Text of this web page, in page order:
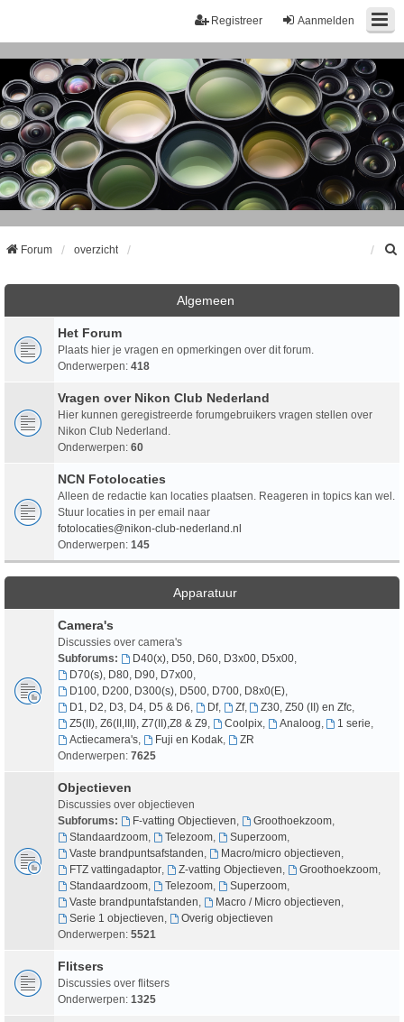
Aanmelden
Registreer
Forum overzicht
Algemeen
Het Forum
Plaats hier je vragen en opmerkingen over dit forum.
Onderwerpen: 418
Vragen over Nikon Club Nederland
Hier kunnen geregistreerde forumgebruikers vragen stellen over
Nikon Club Nederland.
Onderwerpen: 60
NCN Fotolocaties
Alleen de redactie kan locaties plaatsen. Reageren in topics kan wel.
Stuur locaties in per email naar
fotolocaties@nikon-club-nederland.nl
Onderwerpen: 145
Apparatuur
Camera's
Discussies over camera's
Subforums:
D40(x), D50, D60, D3x00, D5x00,
D70(s), D80, D90, D7x00,
D100, D200, D300(s), D500, D700, D8x0(E),
D1, D2, D3, D4, D5 & D6
Df, Zf, Z30, Z50 (II) en Zfc
Z5(II), Z6(II,III), Z7(II),Z8 & Z9
Coolpix, Analoog 1 serie
Actiecamera's, Fuji en Kodak,
ZR
Onderwerpen: 7625
Objectieven
Discussies over objectieven
Subforums:
F-vatting Objectieven Groothoekzoom,
Standaardzoom, Telezoom, Superzoom,
Vaste brandpuntsafstanden
Macro/micro objectieven
FTZ vattingadaptor, Z-vatting Objectieven Groothoekzoom,
Standaardzoom, Telezoom, Superzoom,
Vaste brandpuntafstanden
Macro / Micro objectieven
Serie 1 objectieven
Overig objectieven
Onderwerpen: 5521
Flitsers
Discussies over flitsers
Onderwerpen: 1325